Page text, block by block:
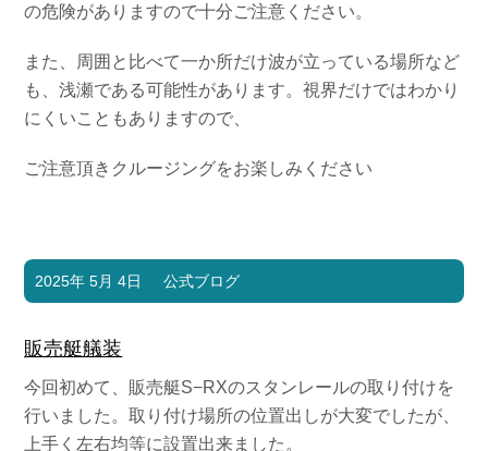
の危険がありますので十分ご注意ください。
また、周囲と比べて一か所だけ波が立っている場所など
も、浅瀬である可能性があります。視界だけではわかり
にくいこともありますので、
ご注意頂きクルージングをお楽しみください
2025年 5月 4日 公式ブログ
販売艇艤装
今回初めて、販売艇S−RXのスタンレールの取り付けを
行いました。取り付け場所の位置出しが大変でしたが、
上手く左右均等に設置出来ました。